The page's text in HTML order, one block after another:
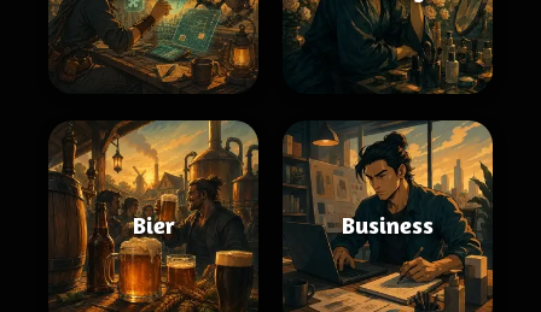
Bier Business